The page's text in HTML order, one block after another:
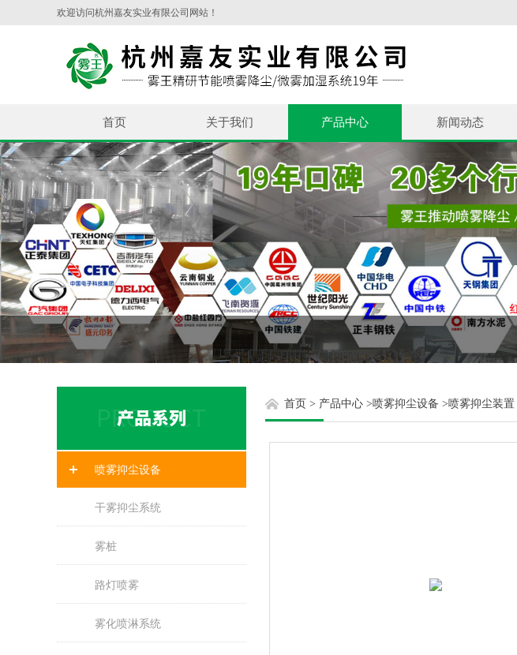
欢迎访问杭州嘉友实业有限公司网站！
首页 关于我们 产品中心 新闻动态
喷雾抑尘设备
干雾抑尘系统
雾桩
路灯喷雾
雾化喷淋系统
首页 > 产品中心 >喷雾抑尘设备 >喷雾抑尘装置